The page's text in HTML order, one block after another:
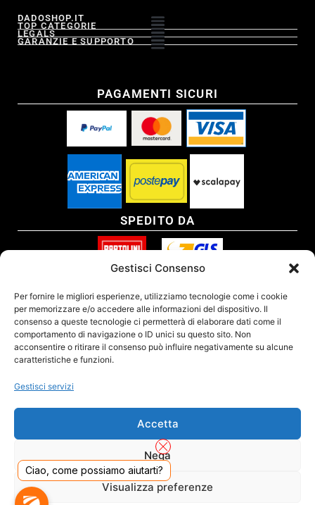
Gestisci Consenso
Per fornire le migliori esperienze, utilizziamo tecnologie come i cookie
per memorizzare e/o accedere alle informazioni del dispositivo. Il
consenso a queste tecnologie ci permetterà di elaborare dati come il
comportamento di navigazione o ID unici su questo sito. Non
acconsentire o ritirare il consenso può influire negativamente su alcune
caratteristiche e funzioni.
Gestisci servizi
Accetta
Nega
Visualizza preferenze
DADOSHOP.IT
TOP CATEGORIE
LEGALS
GARANZIE E SUPPORTO
PAGAMENTI SICURI
SPEDITO DA
DADO S.R.L. Unipersonale - Viale Enrico Forlanini 23 - 20134 Milano (MI) - Italy
Tel. 02.40703420 - P.Iva/C.F. 02681390809 - Numero REA MI-2640300 - Cap. Soc.
Ciao, come possiamo aiutarti?